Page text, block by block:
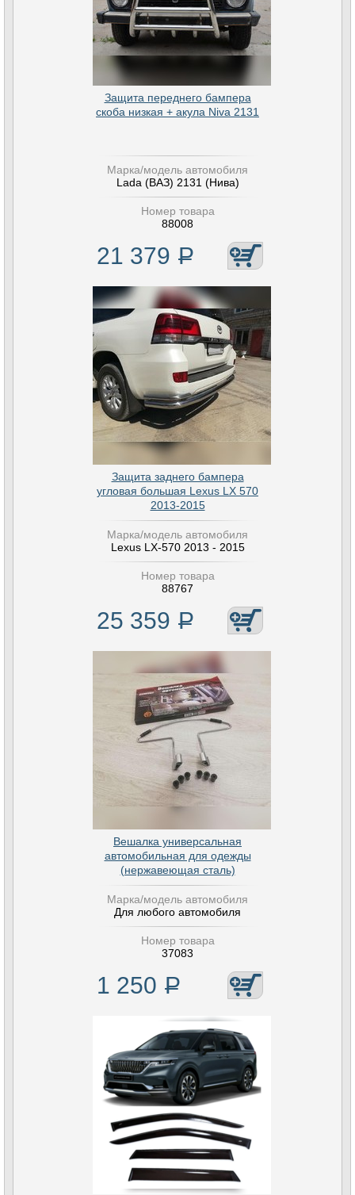
Защита переднего бампера
скоба низкая + акула Niva 2131
Марка/модель автомобиля
Lada (ВАЗ) 2131 (Нива)
Номер товара
88008
21 379 Р
Защита заднего бампера
угловая большая Lexus LX 570
2013-2015
Марка/модель автомобиля
Lexus LX-570 2013 - 2015
Номер товара
88767
25 359 Р
Вешалка универсальная
автомобильная для одежды
(нержавеющая сталь)
Марка/модель автомобиля
Для любого автомобиля
Номер товара
37083
1 250 Р